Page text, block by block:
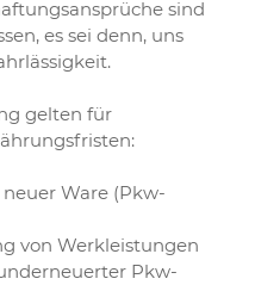
sind
es sei denn, uns
gelten für
Ware (Pkw-
von Werkleistungen
Pkw-